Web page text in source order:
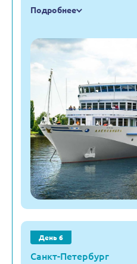
Подробнее
День 6
Санкт-Петербург